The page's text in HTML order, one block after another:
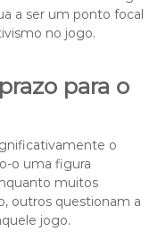
a ser um ponto focal
no jogo.
para o
o
o uma figura
muitos
outros questionam a
jogo.